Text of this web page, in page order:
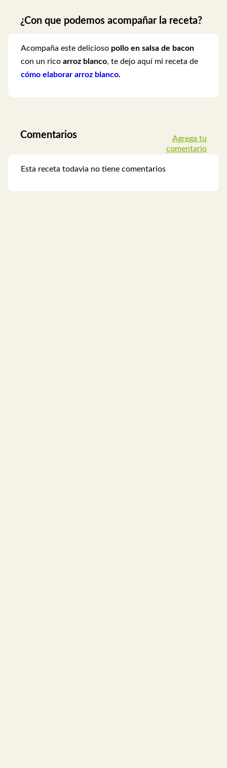
¿Con que podemos acompañar la receta?
Acompaña este delicioso pollo en salsa de bacon
con un rico arroz blanco, te dejo aquí mi receta de
cómo elaborar arroz blanco.
Comentarios
Agrega tu
comentario
Esta receta todavia no tiene comentarios